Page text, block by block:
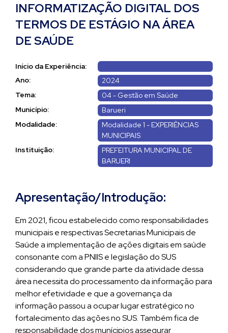
INFORMATIZAÇÃO DIGITAL DOS
TERMOS DE ESTÁGIO NA ÁREA
DE SAÚDE
Início da Experiência:
Ano:
2024
Tema:
04 - Gestão em Saúde
Município:
Barueri
Modalidade:
Modalidade 1 - EXPERIÊNCIAS
MUNICIPAIS
Instituição:
PREFEITURA MUNICIPAL DE
BARUERI
Apresentação/Introdução:
Em 2021, ficou estabelecido como responsabilidades
municipais e respectivas Secretarias Municipais de
Saúde a implementação de ações digitais em saúde
consonante com a PNIIS e legislação do SUS
considerando que grande parte da atividade dessa
área necessita do processamento da informação para
melhor efetividade e que a governança da
informação passou a ocupar lugar estratégico no
fortalecimento das ações no SUS. Também fica de
responsabilidade dos munícipios assegurar